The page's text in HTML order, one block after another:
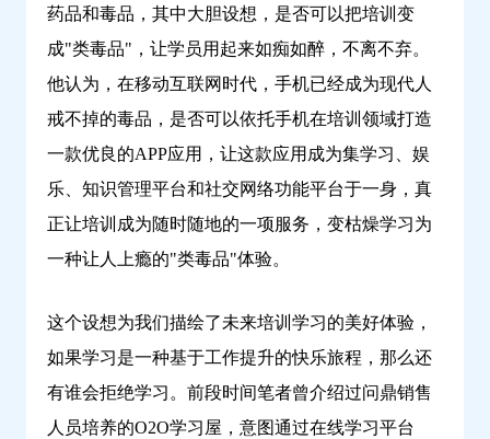
药品和毒品，其中大胆设想，是否可以把培训变
成"类毒品"，让学员用起来如痴如醉，不离不弃。
他认为，在移动互联网时代，手机已经成为现代人
戒不掉的毒品，是否可以依托手机在培训领域打造
一款优良的APP应用，让这款应用成为集学习、娱
乐、知识管理平台和社交网络功能平台于一身，真
正让培训成为随时随地的一项服务，变枯燥学习为
一种让人上瘾的"类毒品"体验。
这个设想为我们描绘了未来培训学习的美好体验，
如果学习是一种基于工作提升的快乐旅程，那么还
有谁会拒绝学习。前段时间笔者曾介绍过问鼎销售
人员培养的O2O学习屋，意图通过在线学习平台